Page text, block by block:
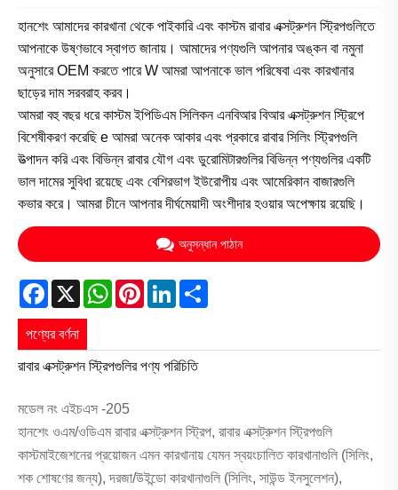
হানশেং আমাদের কারখানা থেকে পাইকারি এবং কাস্টম রাবার এক্সট্রুশন স্ট্রিপগুলিতে
আপনাকে উষ্ণভাবে স্বাগত জানায়। আমাদের পণ্যগুলি আপনার অঙ্কন বা নমুনা
অনুসারে OEM করতে পারে W আমরা আপনাকে ভাল পরিষেবা এবং কারখানার
ছাড়ের দাম সরবরাহ করব।
আমরা বহু বছর ধরে কাস্টম ইপিডিএম সিলিকন এনবিআর বিআর এক্সট্রুশন স্ট্রিপে
বিশেষীকরণ করেছি e আমরা অনেক আকার এবং প্রকারে রাবার সিলিং স্ট্রিপগুলি
উত্পাদন করি এবং বিভিন্ন রাবার যৌগ এবং ডুরোমিটারগুলির বিভিন্ন পণ্যগুলির একটি
ভাল দামের সুবিধা রয়েছে এবং বেশিরভাগ ইউরোপীয় এবং আমেরিকান বাজারগুলি
কভার করে। আমরা চীনে আপনার দীর্ঘমেয়াদী অংশীদার হওয়ার অপেক্ষায় রয়েছি।
অনুসন্ধান পাঠান
Facebook
X WhatsApp
PinterestLinkedIn
পণ্যের বর্ণনা
রাবার এক্সট্রুশন স্ট্রিপগুলির পণ্য পরিচিতি
মডেল নং এইচএস -205
হানশেং ওএম/ওডিএম রাবার এক্সট্রুশন স্ট্রিপ, রাবার এক্সট্রুশন স্ট্রিপগুলি
কাস্টমাইজেশনের প্রয়োজন এমন কারখানায় যেমন স্বয়ংচালিত কারখানাগুলি (সিলিং,
শক শোষণের জন্য), দরজা/উইন্ডো কারখানাগুলি (সিলিং, সাউন্ড ইনসুলেশন),